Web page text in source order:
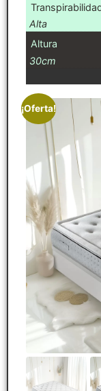
Alta
Altura
30cm
¡Oferta!